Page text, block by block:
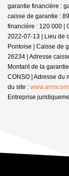
garantie financière :
caisse de garantie :
financière : 120 000 |
2022-07-13 | Lieu de
Pontoise | Caisse de
26234 | Adresse
Montant de la
CONSO | Adresse du
du site :
Entreprise